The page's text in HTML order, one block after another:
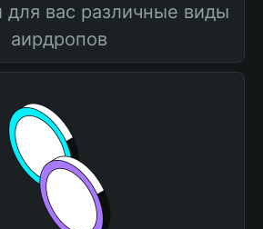
для вас различные виды
аирдропов